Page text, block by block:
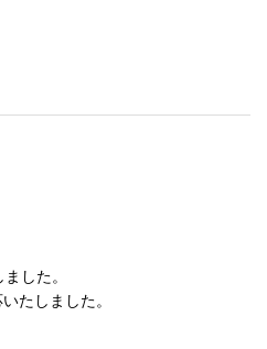
した。